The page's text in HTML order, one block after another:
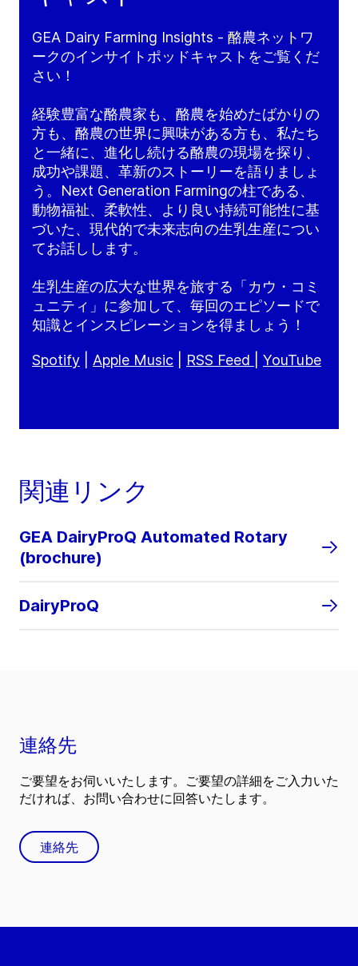
GEA Dairy Farming Insights - 酪農ネットワ
ークのインサイトポッドキャストをご覧くだ
さい！
経験豊富な酪農家も、酪農を始めたばかりの
方も、酪農の世界に興味がある方も、私たち
と一緒に、進化し続ける酪農の現場を探り、
成功や課題、革新のストーリーを語りましょ
う。Next Generation Farmingの柱である、
動物福祉、柔軟性、より良い持続可能性に基
づいた、現代的で未来志向の生乳生産につい
てお話しします。
生乳生産の広大な世界を旅する「カウ・コミ
ュニティ」に参加して、毎回のエピソードで
知識とインスピレーションを得ましょう！
Spotify Apple Music RSS Feed YouTube
関連リンク
GEA DairyProQ Automated Rotary
(brochure)
DairyProQ
連絡先
ご要望をお伺いいたします。ご要望の詳細をご入力いた
だければ、お問い合わせに回答いたします。
連絡先